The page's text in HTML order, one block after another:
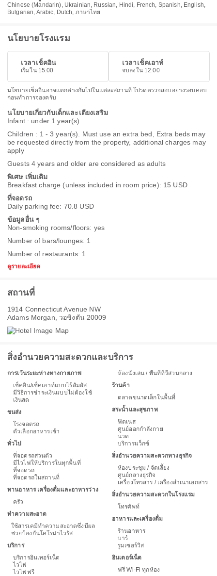
Chinese (Mandarin), Ukrainian, Russian, Hindi, French, Spanish, English,
Bulgarian, Arabic, Dutch, ภาษาไทย
นโยบายโรงแรม
เวลาเช็คอิน
เริ่มใน 15.00
เวลาเช็คเอาท์
จบลงใน 12.00
นโยบายเช็คอินอาจแตกต่างกันไปในแต่ละสถานที่ โปรดตรวจสอบอย่างรอบคอบ
ก่อนทำการจองครับ
นโยบายเกี่ยวกับเด็กและเตียงเสริม
Infant : under 1 year(s)
Children : 1 - 3 year(s). Must use an extra bed, Extra beds may
be requested directly from the property, additional charges may
apply
Guests 4 years and older are considered as adults
พิเศษ เพิ่มเติม
Breakfast charge (unless included in room price): 15 USD
ที่จอดรถ
Daily parking fee: 70.8 USD
ข้อมูลอื่น ๆ
Non-smoking rooms/floors: yes
Number of bars/lounges: 1
Number of restaurants: 1
ดูรายละเอียด
สถานที่
1914 Connecticut Avenue NW
Adams Morgan, วอชิงตัน 20009
สิ่งอำนวยความสะดวกและบริการ
การเว้นระยะห่างทางกายภาพ
เช็คอิน/เช็คเอาท์แบบไร้สัมผัส
มีวิธีการชำระเงินแบบไม่ต้องใช้
เงินสด
ขนส่ง
โรงจอดรถ
ตัวเลือกอาหารเช้า
ทั่วไป
ที่จอดรถส่วนตัว
มีไวไฟให้บริการในทุกพื้นที่
ที่จอดรถ
ที่จอดรถในสถานที่
ทานอาหาร เครื่องดื่มและอาหารว่าง
ครัว
ทำความสะอาด
ใช้สารเคมีทำความสะอาดซึ่งมีผล
ช่วยป้องกันโคโรน่าไวรัส
บริการ
บริการอินเทอร์เน็ต
ไวไฟ
ไวไฟฟรี
ห้องนั่งเล่น / พื้นที่ทีวีส่วนกลาง
ร้านค้า
ตลาดขนาดเล็กในพื้นที่
สระน้ำและสุขภาพ
ฟิตเนส
ศูนย์ออกกำลังกาย
นวด
บริการแว็กซ์
สิ่งอำนวยความสะดวกทางธุรกิจ
ห้องประชุม / จัดเลี้ยง
ศูนย์กลางธุรกิจ
เครื่องโทรสาร / เครื่องสำเนาเอกสาร
สิ่งอำนวยความสะดวกในโรงแรม
โทรศัพท์
อาหารและเครื่องดื่ม
ร้านอาหาร
บาร์
รูมเซอร์วิส
อินเตอร์เน็ต
ฟรี Wi-Fi ทุกห้อง